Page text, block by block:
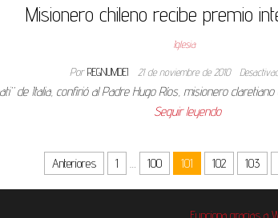
Misionero chileno recibe premio
Iglesia
Por REGNUMDEI 21 de noviembre de 2010
de Italia, confirió al Padre Hugo Ríos, misionero
Seguir leyendo
Anteriores 1 100 101 102 103
Funciona gracias a